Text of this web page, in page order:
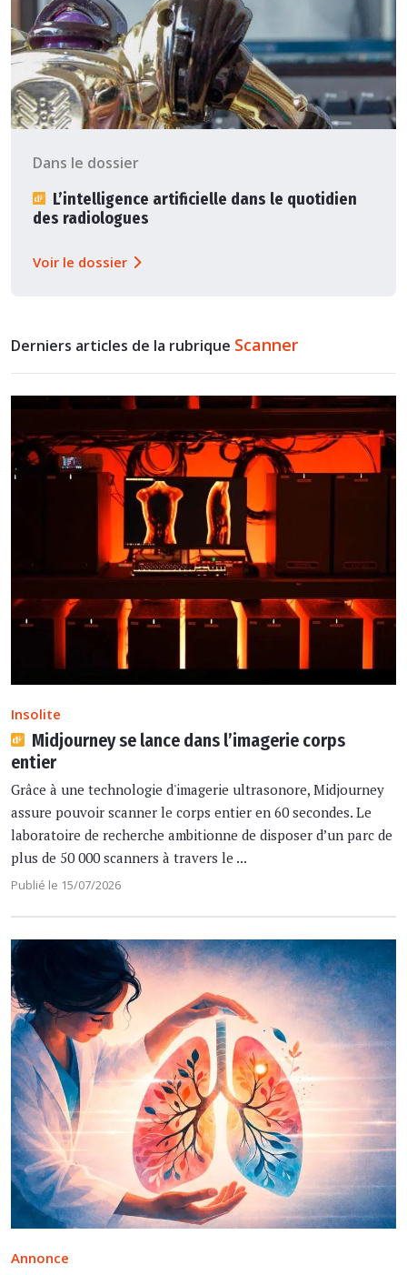
Dans le dossier
L’intelligence artificielle dans le quotidien
des radiologues
Voir le dossier
Derniers articles de la rubrique Scanner
Insolite
Midjourney se lance dans l’imagerie corps
entier
Grâce à une technologie d'imagerie ultrasonore, Midjourney
assure pouvoir scanner le corps entier en 60 secondes. Le
laboratoire de recherche ambitionne de disposer d’un parc de
plus de 50 000 scanners à travers le ...
Publié le 15/07/2026
Annonce